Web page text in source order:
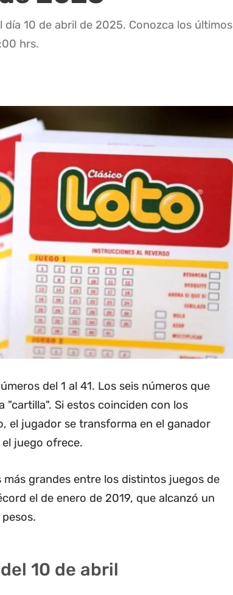
10 de abril de 2025. Conozca los últimos
hrs.
del 1 al 41. Los seis números que
"cartilla". Si estos coinciden con los
el jugador se transforma en el ganador
juego ofrece.
grandes entre los distintos juegos de
el de enero de 2019, que alcanzó un
10 de abril